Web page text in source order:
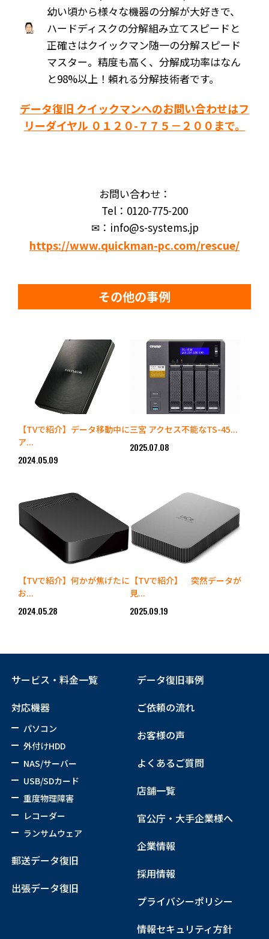
幼い頃から様々な機器の分解が大好きで、
ハードディスクの分解組み立てスピードと
正確さはクイックマン随一の分解スピード
マスター。精度も高く、分解成功率はなん
と98%以上！頼れる分解技術者です。
データ復旧 クイックマンへのお問い合わせはフ
リーダイヤル ０１２０-７７５－２００まで。
お問い合わせ：
Tel：0120-775-200
✉：info@s-systems.jp
https://www.quickman-pc.com/rescue/
その他の事例
【TVで紹介】データ移動中に
ア...
2024.05.09
三宮 アクセス不能なTS-45...
2025.07.08
【TVで紹介】何かが焦げたに
お...
2024.05.28
【TVで紹介】 突然データが
見...
2025.09.19
サービス・料金一覧
対応機器
パソコン
外付けHDD
NAS/サーバー
USB/SDカード
重度物理障害
レコーダー
ランサムウェア
郵送データ復旧
出張データ復旧
データ復旧事例
ご依頼の流れ
お客様の声
よくあるご質問
店舗一覧
官公庁・大手企業様へ
企業情報
採用情報
プライバシーポリシー
情報セキュリティ方針